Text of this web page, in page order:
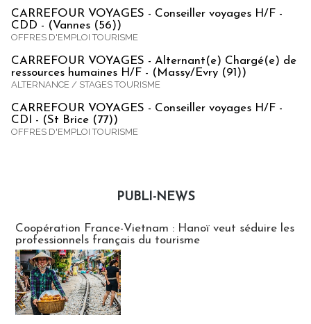
CARREFOUR VOYAGES - Conseiller voyages H/F -
CDD - (Vannes (56))
OFFRES D'EMPLOI TOURISME
CARREFOUR VOYAGES - Alternant(e) Chargé(e) de
ressources humaines H/F - (Massy/Evry (91))
ALTERNANCE / STAGES TOURISME
CARREFOUR VOYAGES - Conseiller voyages H/F -
CDI - (St Brice (77))
OFFRES D'EMPLOI TOURISME
PUBLI-NEWS
Coopération France-Vietnam : Hanoï veut séduire les
professionnels français du tourisme